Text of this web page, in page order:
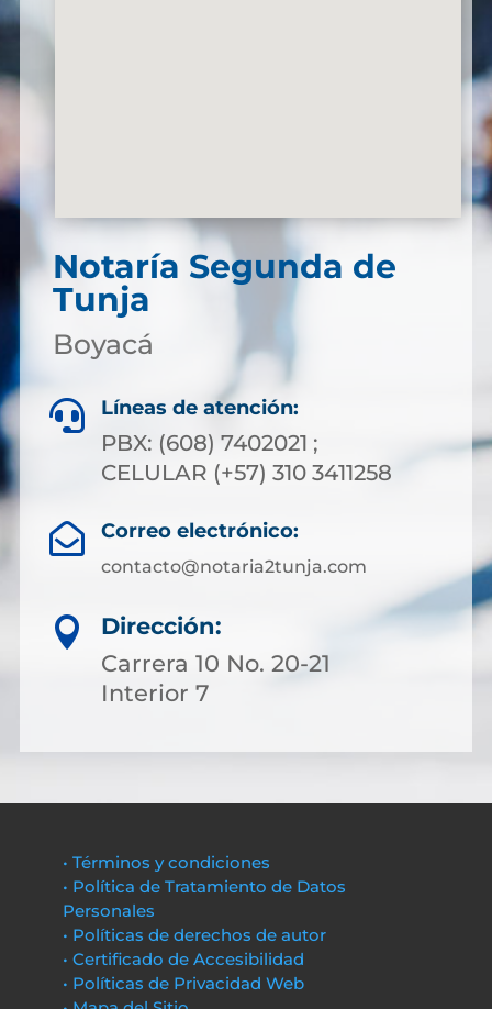
Notaría Segunda de
Tunja
Boyacá
 Líneas de atención:
PBX: (608) 7402021 ;
CELULAR (+57) 310 3411258
 Correo electrónico:
contacto@notaria2tunja.com

Dirección:
Carrera 10 No. 20-21
Interior 7
• Términos y condiciones
• Política de Tratamiento de Datos
Personales
• Políticas de derechos de autor
• Certificado de Accesibilidad
• Políticas de Privacidad Web